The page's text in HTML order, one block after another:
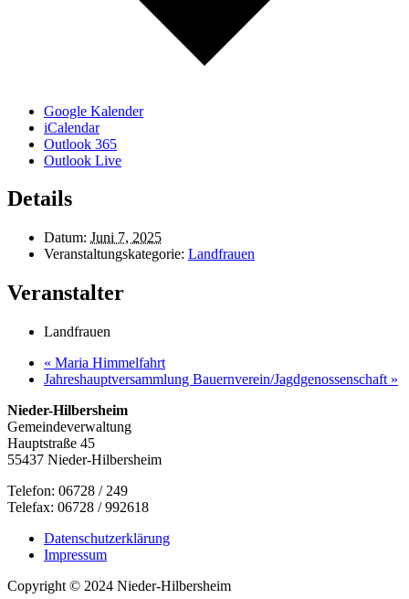
Google Kalender
iCalendar
Outlook 365
Outlook Live
Details
Datum: Juni 7, 2025
Veranstaltungskategorie: Landfrauen
Veranstalter
Landfrauen
« Maria Himmelfahrt
Jahreshauptversammlung Bauernverein/Jagdgenossenschaft »
Nieder-Hilbersheim
Gemeindeverwaltung
Hauptstraße 45
55437 Nieder-Hilbersheim
Telefon: 06728 / 249
Telefax: 06728 / 992618
Datenschutzerklärung
Impressum
Copyright © 2024 Nieder-Hilbersheim